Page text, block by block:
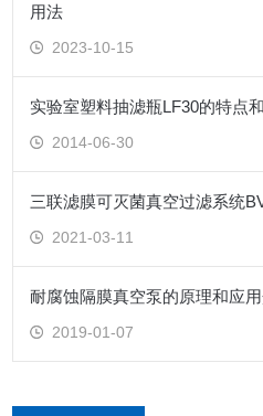
用法
2023-10-15
实验室塑料抽滤瓶LF30的特点
2014-06-30
三联滤膜可灭菌真空过滤系统
2021-03-11
耐腐蚀隔膜真空泵的原理和应
2019-01-07